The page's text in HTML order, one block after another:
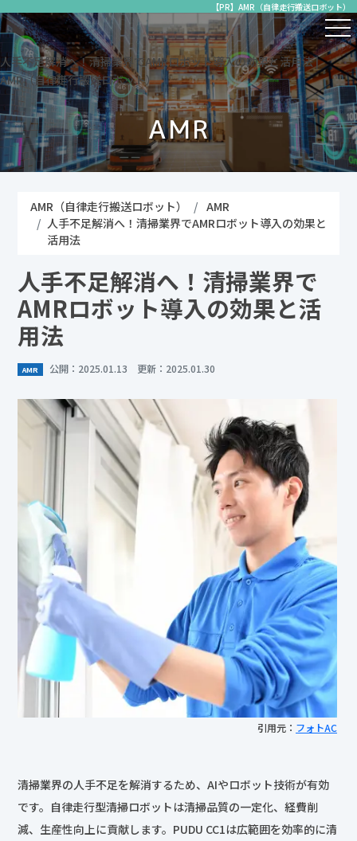
【PR】AMR（自律走行搬送ロボット）
人手不足解消へ！清掃業界でAMRロボット導入の効果と活用法 |
AMR（自律走行搬送ロボット）
AMR
AMR（自律走行搬送ロボット）
AMR
人手不足解消へ！清掃業界でAMRロボット導入の効果と
活用法
人手不足解消へ！清掃業界で
AMRロボット導入の効果と活
用法
AMR 公開：2025.01.13 更新：2025.01.30
引用元： フォトAC
清掃業界の人手不足を解消するため、AIやロボット技術が有効
です。自律走行型清掃ロボットは清掃品質の一定化、経費削
減、生産性向上に貢献します。PUDU CC1は広範囲を効率的に清